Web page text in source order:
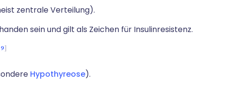
zentrale Verteilung).
sein und gilt als Zeichen für Insulinresistenz.
9
Hypothyreose).